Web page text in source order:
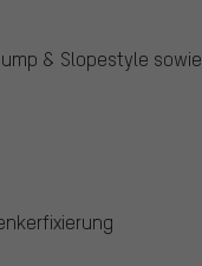
& Slopestyle sowie